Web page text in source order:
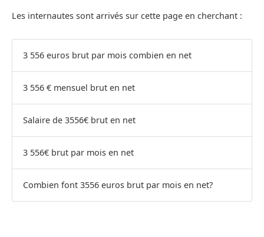
Les internautes sont arrivés sur cette page en cherchant :
3 556 euros brut par mois combien en net
3 556 € mensuel brut en net
Salaire de 3556€ brut en net
3 556€ brut par mois en net
Combien font 3556 euros brut par mois en net?